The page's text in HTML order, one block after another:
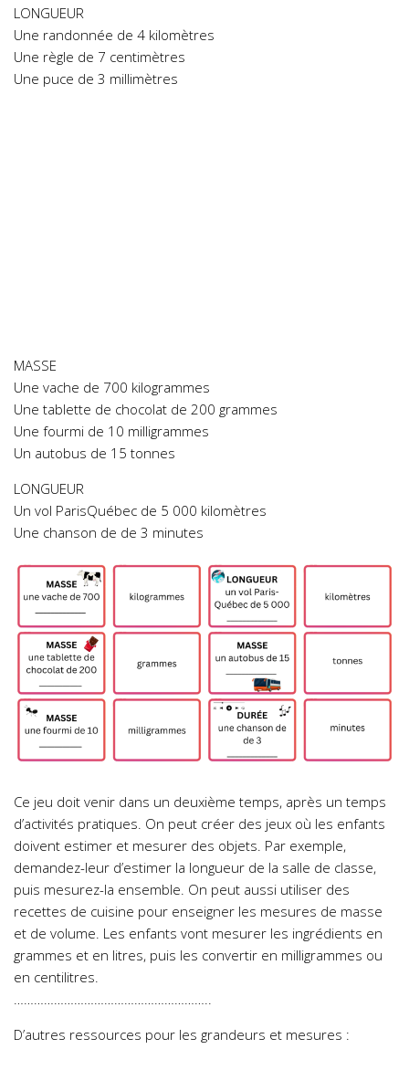
LONGUEUR
Une randonnée de 4 kilomètres
Une règle de 7 centimètres
Une puce de 3 millimètres
MASSE
Une vache de 700 kilogrammes
Une tablette de chocolat de 200 grammes
Une fourmi de 10 milligrammes
Un autobus de 15 tonnes
LONGUEUR
Un vol ParisQuébec de 5 000 kilomètres
Une chanson de de 3 minutes
Ce jeu doit venir dans un deuxième temps, après un temps
d’activités pratiques. On peut créer des jeux où les enfants
doivent estimer et mesurer des objets. Par exemple,
demandez-leur d’estimer la longueur de la salle de classe,
puis mesurez-la ensemble. On peut aussi utiliser des
recettes de cuisine pour enseigner les mesures de masse
et de volume. Les enfants vont mesurer les ingrédients en
grammes et en litres, puis les convertir en milligrammes ou
en centilitres.
…………………………………………………..
D’autres ressources pour les grandeurs et mesures :